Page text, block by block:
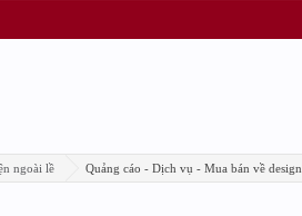
ngoài lề Quảng cáo - Dịch vụ - Mua bán về design